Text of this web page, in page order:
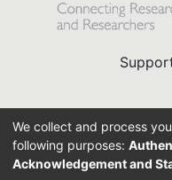
We collect and process
following purposes:
Acknowledgement and